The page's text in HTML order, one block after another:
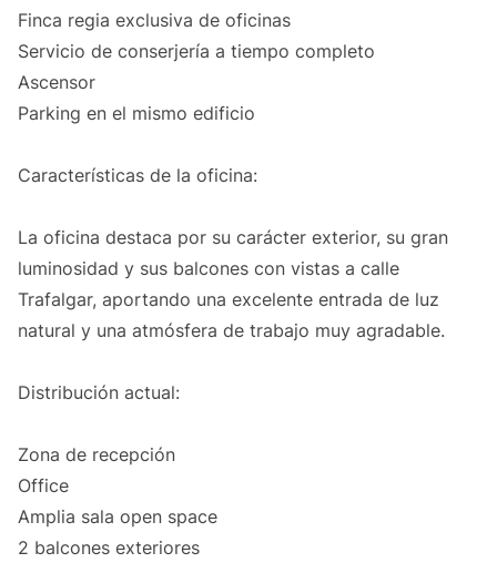
Finca regia exclusiva de oficinas
Servicio de conserjería a tiempo completo
Ascensor
Parking en el mismo edificio
Características de la oficina:
La oficina destaca por su carácter exterior, su gran
luminosidad y sus balcones con vistas a calle
Trafalgar, aportando una excelente entrada de luz
natural y una atmósfera de trabajo muy agradable.
Distribución actual:
Zona de recepción
Office
Amplia sala open space
2 balcones exteriores